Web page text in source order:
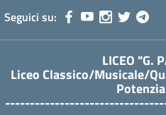
Seguici su:
LICEO "G.
Liceo Classico/Musicale/